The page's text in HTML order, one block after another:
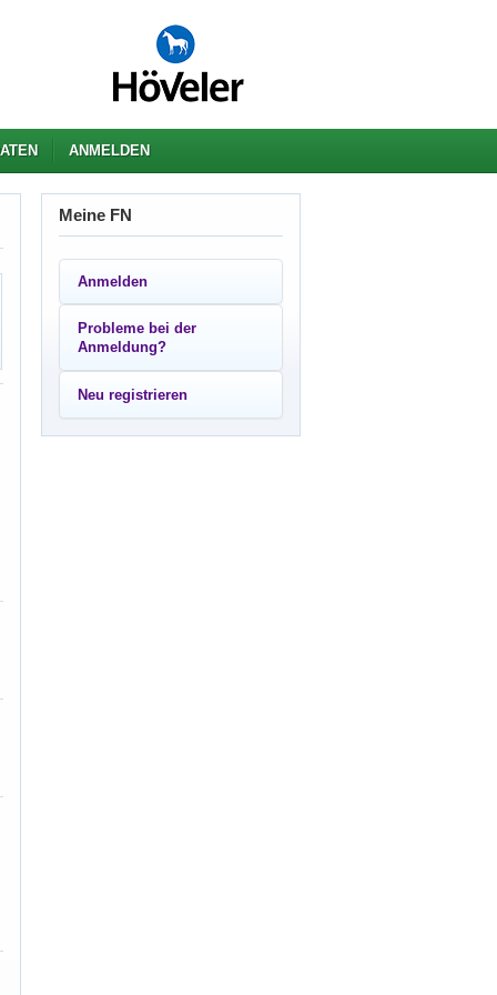
ANMELDEN
Meine FN
Anmelden
Probleme bei der
Anmeldung?
Neu registrieren